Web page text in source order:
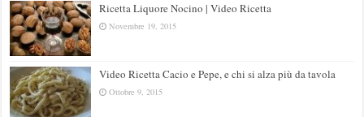
Ricetta Liquore Nocino | Video Ricetta
Novembre 19, 2015
Video Ricetta Cacio e Pepe, e chi si alza più da tavola
Ottobre 9, 2015